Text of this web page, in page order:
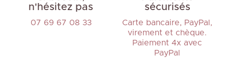
n'hésitez pas
07 69 67 08 33
sécurisés
Carte bancaire, PayPal,
virement et chèque.
Paiement 4x avec
PayPal